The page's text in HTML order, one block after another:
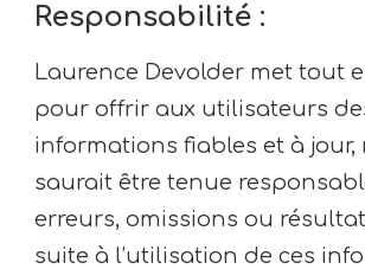
Responsabilité :
Laurence Devolder met tout
pour offrir aux utilisateurs
informations fiables et à jour,
saurait être tenue
erreurs, omissions ou
suite à l’utilisation de ces